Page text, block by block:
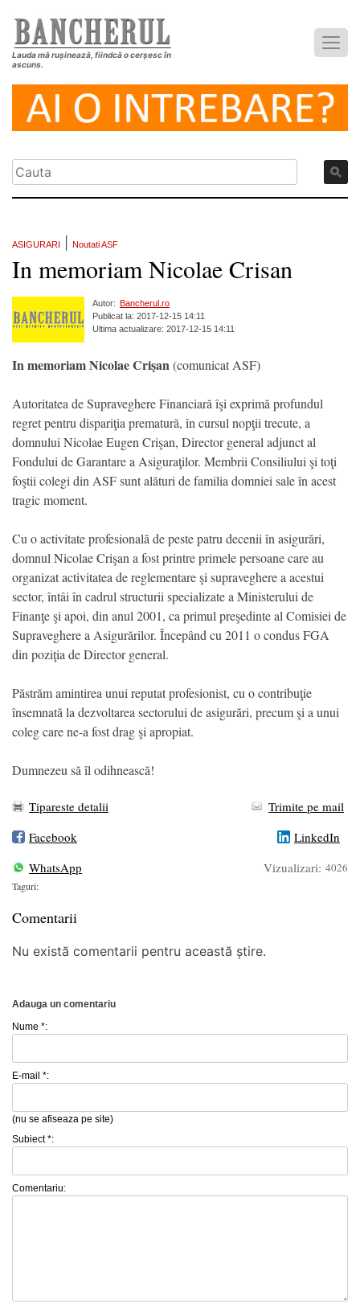
Lauda mă rușinează, fiindcă o cerșesc în
ascuns.
ASIGURARI Noutati ASF
In memoriam Nicolae Crisan
Autor: Bancherul.ro
Publicat la: 2017-12-15 14:11
Ultima actualizare: 2017-12-15 14:11
In memoriam Nicolae Crişan (comunicat ASF)
Autoritatea de Supraveghere Financiară îşi exprimă profundul
regret pentru dispariţia prematură, în cursul nopţii trecute, a
domnului Nicolae Eugen Crişan, Director general adjunct al
Fondului de Garantare a Asiguraţilor. Membrii Consiliului şi toţi
foştii colegi din ASF sunt alături de familia domniei sale în acest
tragic moment.
Cu o activitate profesională de peste patru decenii în asigurări,
domnul Nicolae Crişan a fost printre primele persoane care au
organizat activitatea de reglementare şi supraveghere a acestui
sector, întâi în cadrul structurii specializate a Ministerului de
Finanţe şi apoi, din anul 2001, ca primul preşedinte al Comisiei de
Supraveghere a Asigurărilor. Începând cu 2011 o condus FGA
din poziţia de Director general.
Păstrăm amintirea unui reputat profesionist, cu o contribuţie
însemnată la dezvoltarea sectorului de asigurări, precum şi a unui
coleg care ne-a fost drag şi apropiat.
Dumnezeu să îl odihnească!
Tipareste detalii
Trimite pe mail
Facebook
LinkedIn
WhatsApp
Vizualizari: 4026
Taguri:
Comentarii
Nu există comentarii pentru această știre.
Adauga un comentariu
Nume *:
E-mail *:
(nu se afiseaza pe site)
Subiect *:
Comentariu: